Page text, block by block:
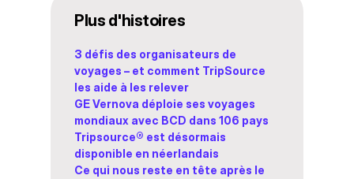
Plus d'histoires
3 défis des organisateurs de
voyages – et comment TripSource
les aide à les relever
GE Vernova déploie ses voyages
mondiaux avec BCD dans 106 pays
Tripsource® est désormais
disponible en néerlandais
Ce qui nous reste en tête après le